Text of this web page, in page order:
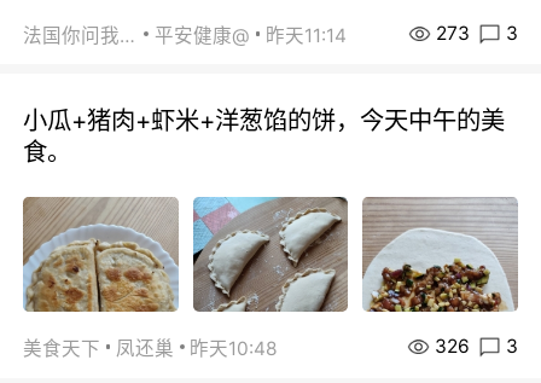
法国你问我答 平安健康@ 昨天11:14 273 3
小瓜+猪肉+虾米+洋葱馅的饼，今天中午的美
食。
美食天下 凤还巢 昨天10:48 326 3